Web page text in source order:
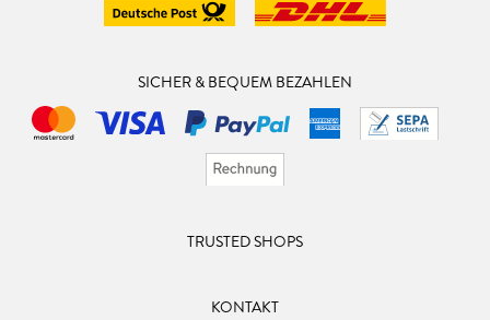
SICHER & BEQUEM BEZAHLEN
TRUSTED SHOPS
KONTAKT